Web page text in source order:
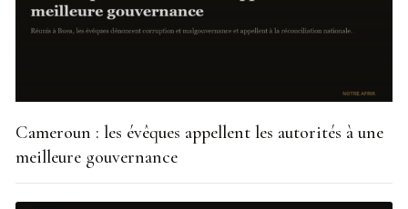
Cameroun : les évêques appellent les autorités à une
meilleure gouvernance